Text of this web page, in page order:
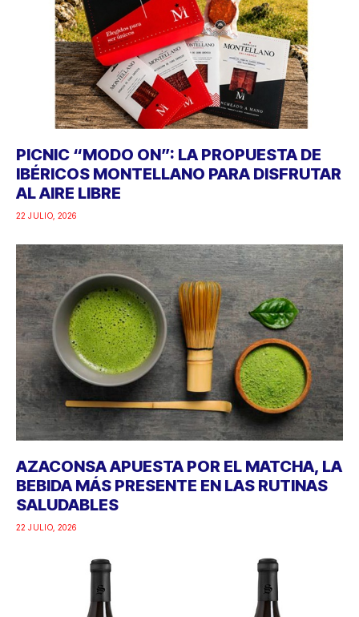
PICNIC “MODO ON”: LA PROPUESTA DE
IBÉRICOS MONTELLANO PARA DISFRUTAR
AL AIRE LIBRE
22 JULIO, 2026
AZACONSA APUESTA POR EL MATCHA, LA
BEBIDA MÁS PRESENTE EN LAS RUTINAS
SALUDABLES
22 JULIO, 2026